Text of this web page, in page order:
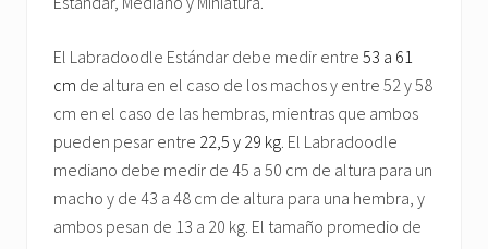
El Labradoodle Estándar debe medir entre 53 a 61
cm de altura en el caso de los machos y entre 52 y 58
cm en el caso de las hembras, mientras que ambos
pueden pesar entre 22,5 y 29 kg. El Labradoodle
mediano debe medir de 45 a 50 cm de altura para un
macho y de 43 a 48 cm de altura para una hembra, y
ambos pesan de 13 a 20 kg. El tamaño promedio de